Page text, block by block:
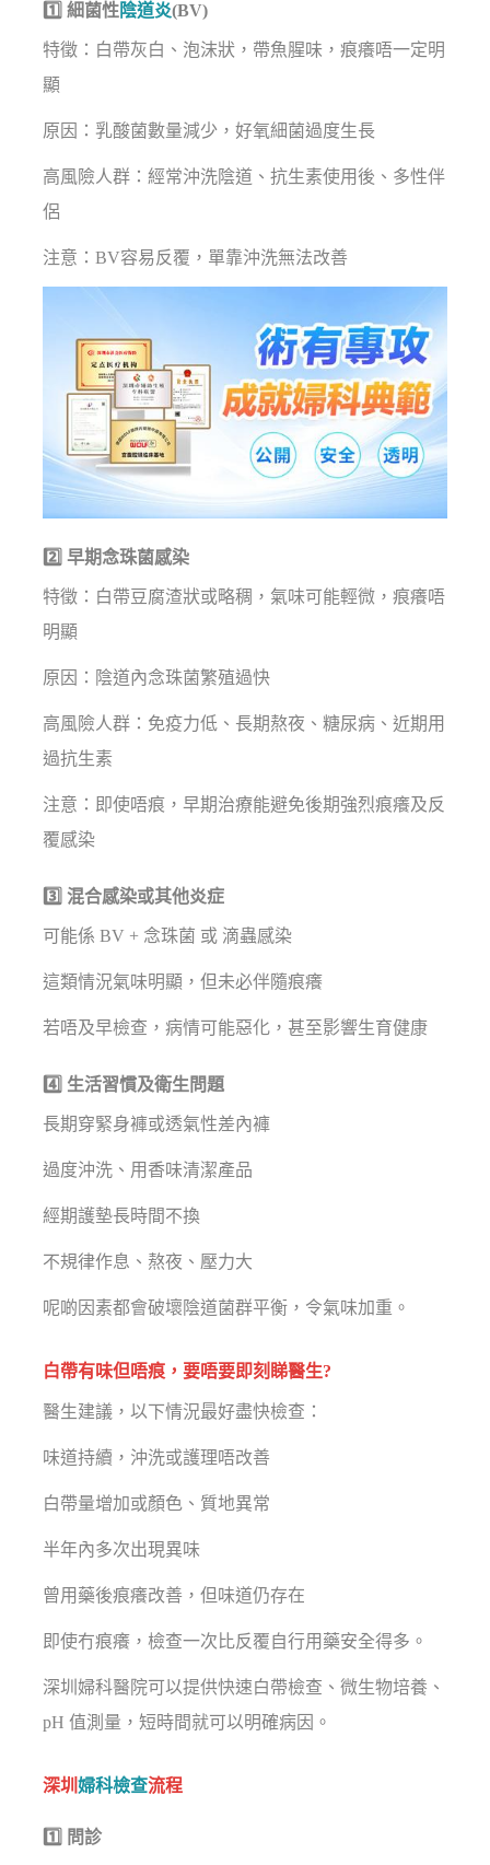
1️⃣ 細菌性陰道炎(BV)
特徵：白帶灰白、泡沫狀，帶魚腥味，痕癢唔一定明
顯
原因：乳酸菌數量減少，好氧細菌過度生長
高風險人群：經常沖洗陰道、抗生素使用後、多性伴
侶
注意：BV容易反覆，單靠沖洗無法改善
2️⃣ 早期念珠菌感染
特徵：白帶豆腐渣狀或略稠，氣味可能輕微，痕癢唔
明顯
原因：陰道內念珠菌繁殖過快
高風險人群：免疫力低、長期熬夜、糖尿病、近期用
過抗生素
注意：即使唔痕，早期治療能避免後期強烈痕癢及反
覆感染
3️⃣ 混合感染或其他炎症
可能係 BV + 念珠菌 或 滴蟲感染
這類情況氣味明顯，但未必伴隨痕癢
若唔及早檢查，病情可能惡化，甚至影響生育健康
4️⃣ 生活習慣及衛生問題
長期穿緊身褲或透氣性差內褲
過度沖洗、用香味清潔產品
經期護墊長時間不換
不規律作息、熬夜、壓力大
呢啲因素都會破壞陰道菌群平衡，令氣味加重。
白帶有味但唔痕，要唔要即刻睇醫生?
醫生建議，以下情況最好盡快檢查：
味道持續，沖洗或護理唔改善
白帶量增加或顏色、質地異常
半年內多次出現異味
曾用藥後痕癢改善，但味道仍存在
即使冇痕癢，檢查一次比反覆自行用藥安全得多。
深圳婦科醫院可以提供快速白帶檢查、微生物培養、
pH 值測量，短時間就可以明確病因。
深圳婦科檢查流程
1️⃣ 問診